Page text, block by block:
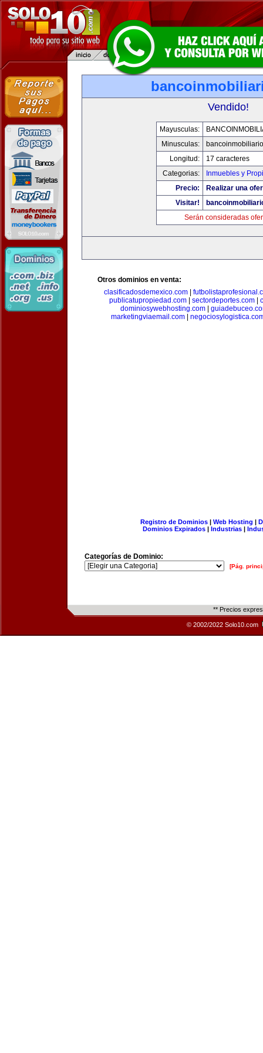
Vendido!
Mayusculas:
Minusculas:
Longitud:
17 caracteres
Categorias:
Inmuebles y
Precio:
Realizar una
Visitar!
Serán consideradas
Otros dominios en venta:
clasificadosdemexico.com|
publicatupropiedad.com
sectordeportes.com
dominiosywebhosting.com|
marketingviaemail.com|
Registro de Dominios| Web Hosting |
Dominios Expirados | Industrias |
Categorías de Dominio:
[Pág.
** Precios
© 2002/2022 Solo10.com